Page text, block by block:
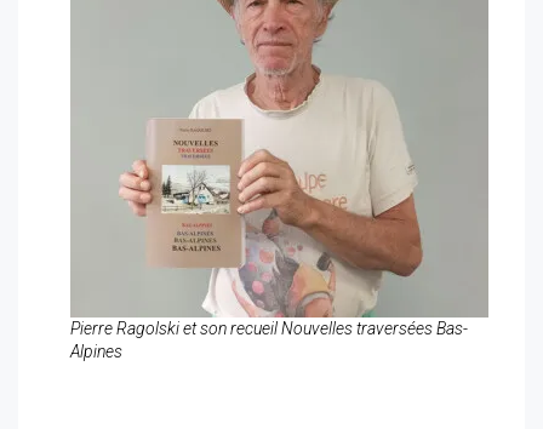
Pierre Ragolski et son recueil Nouvelles traversées Bas-
Alpines